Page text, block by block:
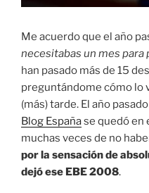
Me acuerdo que el año
necesitabas un mes para
han pasado más de 15
preguntándome cómo lo
(más) tarde. El año
Blog Españase quedó en
muchas veces de no
por la sensación de
dejó ese EBE 2008.